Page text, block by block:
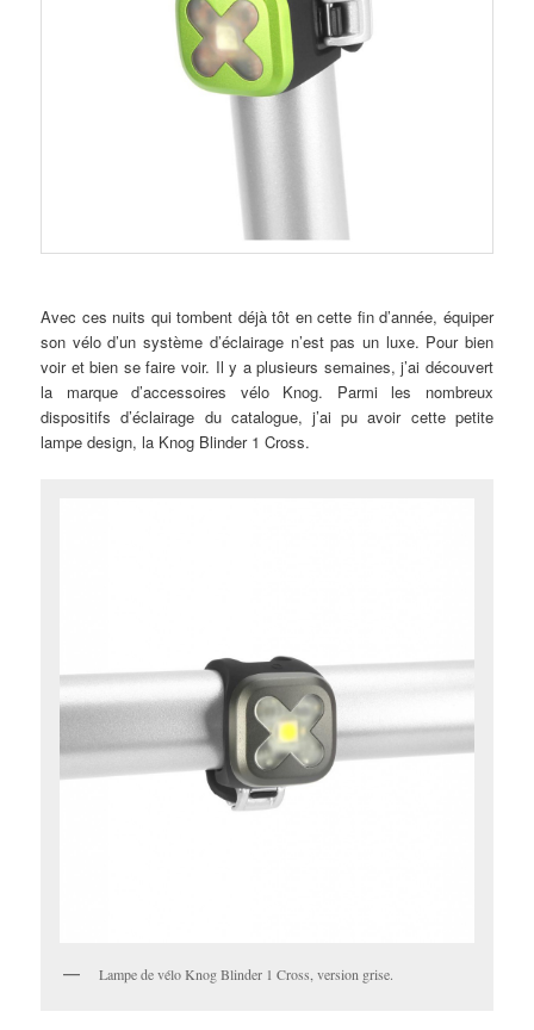
Avec ces nuits qui tombent déjà tôt en cette fin d’année, équiper
son vélo d’un système d’éclairage n’est pas un luxe. Pour bien
voir et bien se faire voir. Il y a plusieurs semaines, j’ai découvert
la marque d’accessoires vélo Knog. Parmi les nombreux
dispositifs d’éclairage du catalogue, j’ai pu avoir cette petite
lampe design, la Knog Blinder 1 Cross.
Lampe de vélo Knog Blinder 1 Cross, version grise.